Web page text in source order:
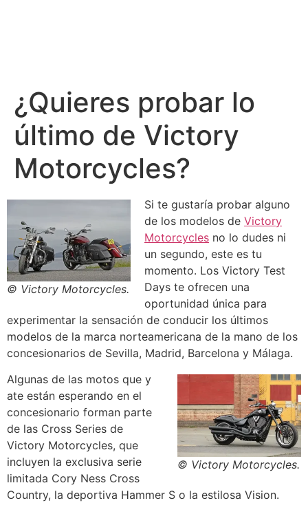
¿Quieres probar lo
último de Victory
Motorcycles?
© Victory Motorcycles.
Si te gustaría probar alguno
de los modelos de Victory
Motorcycles no lo dudes ni
un segundo, este es tu
momento. Los Victory Test
Days te ofrecen una
oportunidad única para
experimentar la sensación de conducir los últimos
modelos de la marca norteamericana de la mano de los
concesionarios de Sevilla, Madrid, Barcelona y Málaga.
© Victory Motorcycles.
Algunas de las motos que y
ate están esperando en el
concesionario forman parte
de las Cross Series de
Victory Motorcycles, que
incluyen la exclusiva serie
limitada Cory Ness Cross
Country, la deportiva Hammer S o la estilosa Vision.